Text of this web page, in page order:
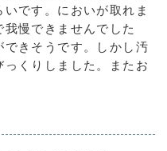
です。においが取れま
慢できませんでした
きそうです。しかし汚
くりしました。またお